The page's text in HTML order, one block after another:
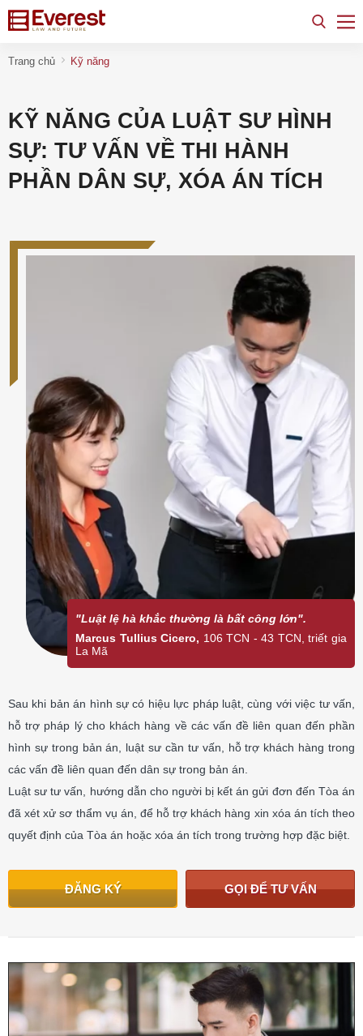
Trang chủ Kỹ năng
KỸ NĂNG CỦA LUẬT SƯ HÌNH
SỰ: TƯ VẤN VỀ THI HÀNH
PHẦN DÂN SỰ, XÓA ÁN TÍCH
"Luật lệ hà khắc thường là bất công lớn".
Marcus Tullius Cicero, 106 TCN - 43 TCN, triết gia
La Mã
Sau khi bản án hình sự có hiệu lực pháp luật, cùng với việc tư vấn,
hỗ trợ pháp lý cho khách hàng về các vấn đề liên quan đến phần
hình sự trong bản án, luật sư cần tư vấn, hỗ trợ khách hàng trong
các vấn đề liên quan đến dân sự trong bản án.
Luật sư tư vấn, hướng dẫn cho người bị kết án gửi đơn đến Tòa án
đã xét xử sơ thẩm vụ án, để hỗ trợ khách hàng xin xóa án tích theo
quyết định của Tòa án hoặc xóa án tích trong trường hợp đặc biệt.
ĐĂNG KÝ GỌI ĐỂ TƯ VẤN